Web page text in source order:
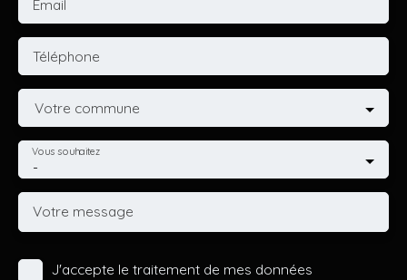
Email
Téléphone
Votre commune
-
Vous souhaitez
Votre message
J'accepte le traitement de mes données